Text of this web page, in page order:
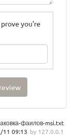
you're
фаилов-msi.txt
11 09:13 by 127.0.0.1